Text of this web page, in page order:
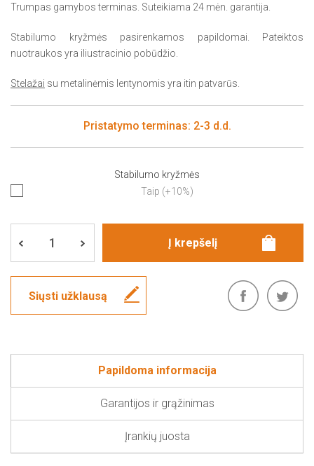
Trumpas gamybos terminas. Suteikiama 24 mėn. garantija.
Stabilumo kryžmės pasirenkamos papildomai. Pateiktos
nuotraukos yra iliustracinio pobūdžio.
Stelažai su metalinėmis lentynomis yra itin patvarūs.
Pristatymo terminas: 2-3 d.d.
Stabilumo kryžmės
Taip (+10%)
Siųsti užklausą
Papildoma informacija
Garantijos ir grąžinimas
Įrankių juosta